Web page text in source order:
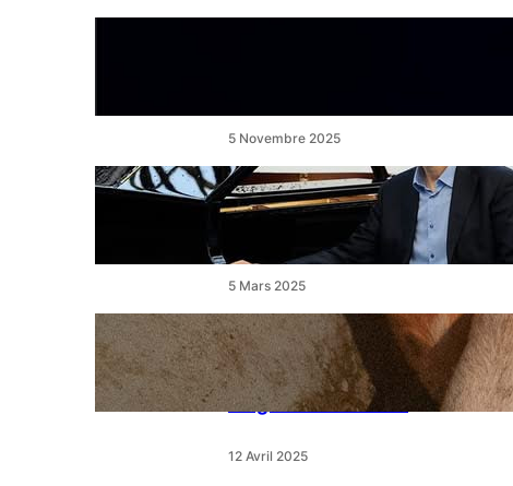
5 Novembre 2025
« Le Disciple » de Mikhaïl
Rudy à Perpignan le
vendredi 7 mars
5 Mars 2025
« Qui est le moins clair » : ce
samedi, 30 actions partout
en France devant les
magasins E.Leclerc
12 Avril 2025